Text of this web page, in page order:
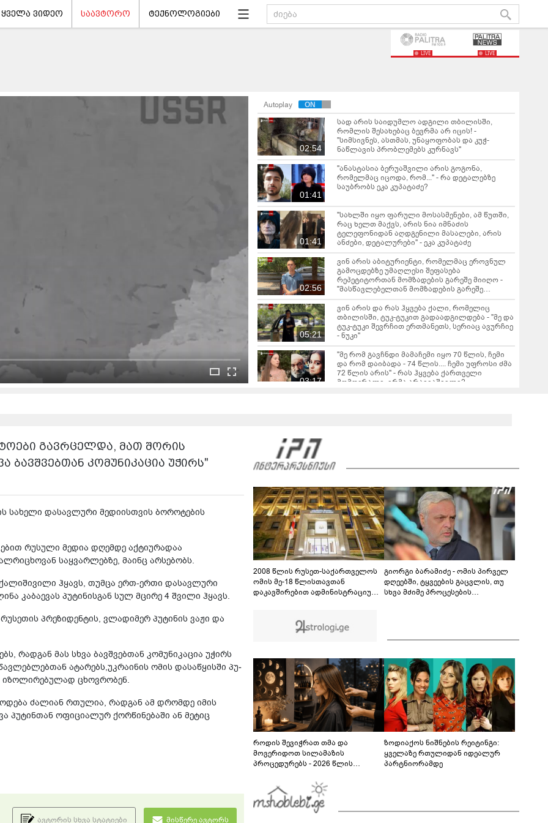
ყველა ვიდეო საავტორო ტექნოლოგიები
LIVE LIVE
Autoplay
02:54
სად არის საიდუმლო ადგილი თბილისში,
რომლის შესახებაც ბევრმა არ იცის! -
"სიმსივნეს, ასთმას, უნაყოფობას და კუჭ-
ნაწლავის პრობლემებს კურნავს"
01:41
"ანასტასია ბერუაშვილი არის გოგონა,
რომელმაც იცოდა, რომ..." - რა დეტალებზე
საუბრობს ეკა კუპატაძე?
01:41
"სახლში იყო ფარული მოსასმენები, ამ წუთში,
რაც ხელთ მაქვს, არის ნია იმნაძის
ტელეფონიდან აღდგენილი მასალები, არის
ანძები, დეტალურები" - ეკა კუპატაძე
02:56
ვინ არის აბიტურიენტი, რომელმაც ეროვნულ
გამოცდებზე უმაღლესი შეფასება
რეპეტიტორთან მომზადების გარეშე მიიღო -
"მასწავლებელთან მომზადების გარეშე
მაღალი ქულების მიღება შესაძლებელია, თუ..."
05:21
ვინ არის და რას ჰყვება ქალი, რომელიც
თბილისში, ტუკ-ტუკით გადაადგილდება - "მე და
ტუკ-ტუკი შევრჩით ერთმანეთს, სერიაც ავურჩიე
- ნუკი"
03:17
"მე რომ გავჩნდი მამაჩემი იყო 70 წლის, ჩემი
და რომ დაიბადა - 74 წლის.... ჩემი უფროსი ძმა
72 წლის არის" - რას ჰყვება ქართველი
მომღერალი, ირმა არავიაშვილი?
ჰყვება ქალი სკივრის გასაღებზე, რომელიც
04:01
რას ჰყვება 60 წლის აბიტურიენტი? - "ყველას
მინდა ვუთხრა, გაბედონ ის, რისი გაკეთებაც
უნდათ"
02:08
"სათამაშო საჭის გაკეთებას 2 კვირა
მოვანდომე" - გაიცანით 13 წლის
გამომგონებელი ბიჭი, რომელიც ქედის
მუნიციპალიტეტში ცხოვრობს
გავრცელდა, მათ შორის
კომუნიკაცია უჭირს"
დასავლური მედიისთვის ბოროტების
რუსული მედია დღემდე აქტიურადაა
საყვარლებზე, მაინც არსებობს.
ჰყავს, თუმცა ერთ-ერთი დასავლური
კაბაევას პუტინისგან სულ მცირე 4 შვილი ჰყავს.
პრე­ზი­დენ­ტის, ვლა­დი­მერ პუ­ტი­ნის ვაჟი და
რადგან მას სხვა ბავ­შვებ­თან კო­მუ­ნი­კა­ცია უჭირს
ატა­რებს,უკ­რა­ი­ნის ომის და­სა­წყის­ში პუ­
იზოლირებულად ცხოვრობენ.
ძალიან რთულია, რადგან ამ დრომდე იმის
პუტინთან ოფიციალურ ქორწინებაში ან მეტიც
ავტორის სხვა სტატიები მისწერე ავტორს
2008 წლის რუსეთ-საქართველოს
ომის მე-18 წლისთავთან
დაკავშირებით ადმინისტრაციულ
გიორგი ბარამიძე - ომის პირველ
დღეებში, ტყვეების გაცვლის, თუ
სხვა მძიმე პროცესების
ვიცი
როდის შევიჭრათ თმა და
მოვერიდოთ სილამაზის
პროცედურებს - 2026 წლის
გზამკვლევი
ზოდიაქოს ნიშნების რეიტინგი:
ყველაზე რთულიდან იდეალურ
პარტნიორამდე